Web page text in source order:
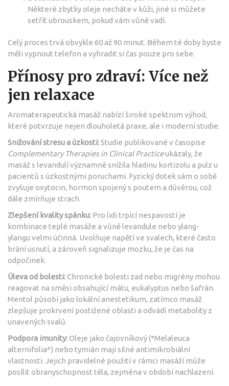
Některé zbytky oleje necháte v kůži, jiné si můžete
setřít ubrouskem, pokud vám vůně vadí.
Celý proces trvá obvykle 60 až 90 minut. Během té doby byste
měli vypnout telefon a vyhradit si čas pouze pro sebe.
Přínosy pro zdraví: Více než
jen relaxace
Aromaterapeutická masáž nabízí široké spektrum výhod,
které potvrzuje nejen dlouholetá praxe, ale i moderní studie.
Snižování stresu a úzkosti:Studie publikované v časopise
Complementary Therapies in Clinical Practiceukázaly, že
masáž s levandulí významně snížila hladinu kortizolu a pulz u
pacientů s úzkostnými poruchami. Fyzický dotek sám o sobě
zvyšuje oxytocin, hormon spojený s poutem a důvěrou, což
dále zmírňuje strach.
Zlepšení kvality spánku: Pro lidi trpící nespavostí je
kombinace teplé masáže a vůně levandule nebo ylang-
ylangu velmi účinná. Uvolňuje napětí ve svalech, které často
brání usnutí, a zároveň signalizuje mozku, že je čas na
odpočinek.
Úleva od bolesti:Chronické bolesti zad nebo migrény mohou
reagovat na směsi obsahující mátu, eukalyptus nebo šafrán.
Mentol působí jako lokální anestetikum, zatímco masáž
zlepšuje prokrvení postižené oblasti a odvádí metabolity z
unavených svalů.
Podpora imunity:Oleje jako čajovníkový (*Melaleuca
alternifolia*) nebo tymián mají silné antimikrobiální
vlastnosti. Jejich pravidelné použití v rámci masáží může
posílit obranyschopnost těla, zejména v období nachlazení.